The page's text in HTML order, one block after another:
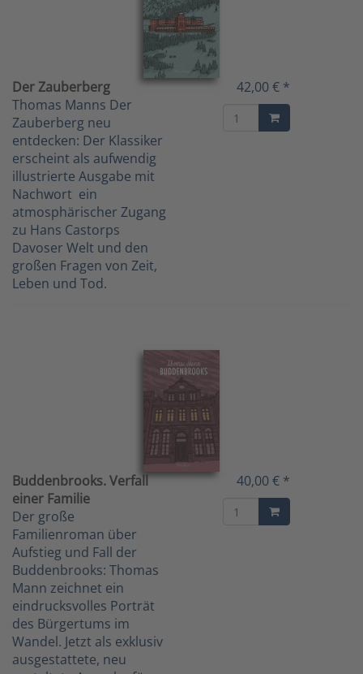
Der Zauberberg
Thomas Manns Der
Zauberberg neu
entdecken: Der Klassiker
erscheint als aufwendig
illustrierte Ausgabe mit
Nachwort  ein
atmosphärischer Zugang
zu Hans Castorps
Davoser Welt und den
großen Fragen von Zeit,
Leben und Tod.
42,00 € *
Buddenbrooks. Verfall
einer Familie
Der große
Familienroman über
Aufstieg und Fall der
Buddenbrooks: Thomas
Mann zeichnet ein
eindrucksvolles Porträt
des Bürgertums im
Wandel. Jetzt als exklusiv
ausgestattete, neu
40,00 € *